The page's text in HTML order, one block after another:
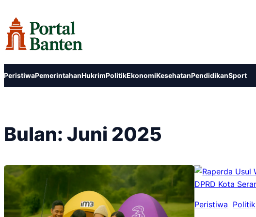
ke
konten
PeristiwaPemerintahanHukrimPolitikEkonomiKesehatanPendidikanSport
Bulan: Juni 2025
Peristiwa Politik